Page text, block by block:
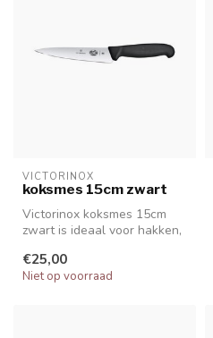
VICTORINOX
koksmes 15cm zwart
Victorinox koksmes 15cm
zwart is ideaal voor hakken,
€25,00
Niet op voorraad